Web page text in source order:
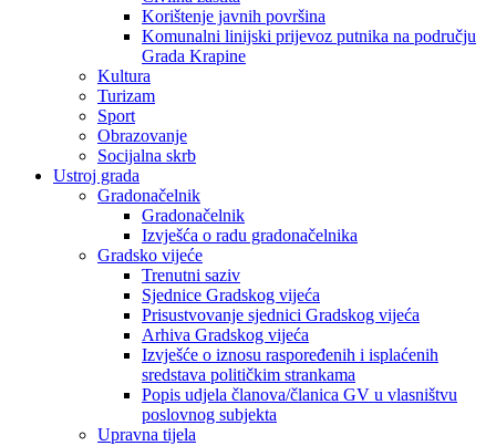
Korištenje javnih površina
Komunalni linijski prijevoz putnika na području
Grada Krapine
Kultura
Turizam
Sport
Obrazovanje
Socijalna skrb
Ustroj grada
Gradonačelnik
Gradonačelnik
Izvješća o radu gradonačelnika
Gradsko vijeće
Trenutni saziv
Sjednice Gradskog vijeća
Prisustvovanje sjednici Gradskog vijeća
Arhiva Gradskog vijeća
Izvješće o iznosu raspoređenih i isplaćenih
sredstava političkim strankama
Popis udjela članova/članica GV u vlasništvu
poslovnog subjekta
Upravna tijela